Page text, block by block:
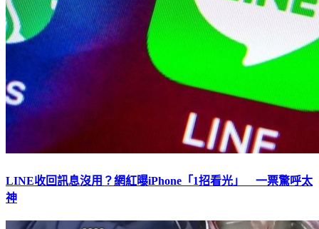
LINE收回訊息沒用？網紅曝iPhone「1招看光」 一票驚呼太
神